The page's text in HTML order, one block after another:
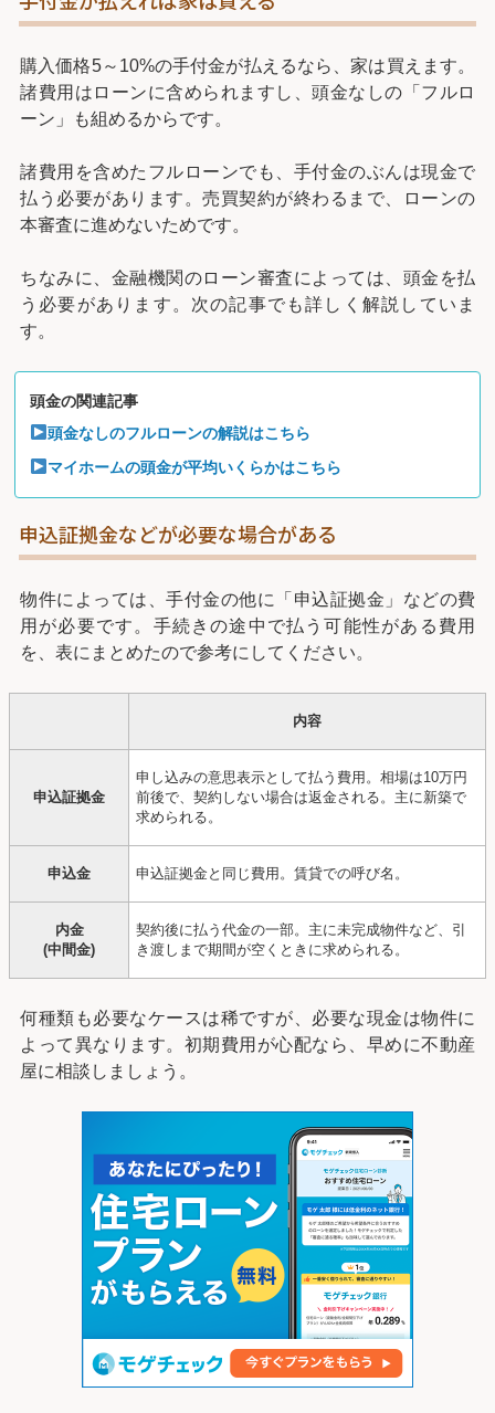
購入価格5～10%の手付金が払えるなら、家は買えます。
諸費用はローンに含められますし、頭金なしの「フルロ
ーン」も組めるからです。
諸費用を含めたフルローンでも、手付金のぶんは現金で
払う必要があります。売買契約が終わるまで、ローンの
本審査に進めないためです。
ちなみに、金融機関のローン審査によっては、頭金を払
う必要があります。次の記事でも詳しく解説していま
す。
頭金の関連記事
頭金なしのフルローンの解説はこちら
マイホームの頭金が平均いくらかはこちら
申込証拠金などが必要な場合がある
物件によっては、手付金の他に「申込証拠金」などの費
用が必要です。手続きの途中で払う可能性がある費用
を、表にまとめたので参考にしてください。
内容
申込証拠金
申し込みの意思表示として払う費用。相場は10万円
前後で、契約しない場合は返金される。主に新築で
求められる。
申込金 申込証拠金と同じ費用。賃貸での呼び名。
内金
(中間金)
契約後に払う代金の一部。主に未完成物件など、引
き渡しまで期間が空くときに求められる。
何種類も必要なケースは稀ですが、必要な現金は物件に
よって異なります。初期費用が心配なら、早めに不動産
屋に相談しましょう。